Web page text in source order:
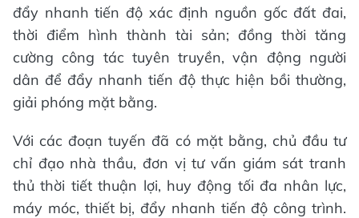
đẩy nhanh tiến độ xác định nguồn gốc đất đai,
thời điểm hình thành tài sản; đồng thời tăng
cường công tác tuyên truyền, vận động người
dân để đẩy nhanh tiến độ thực hiện bồi thường,
giải phóng mặt bằng.
Với các đoạn tuyến đã có mặt bằng, chủ đầu tư
chỉ đạo nhà thầu, đơn vị tư vấn giám sát tranh
thủ thời tiết thuận lợi, huy động tối đa nhân lực,
máy móc, thiết bị, đẩy nhanh tiến độ công trình.